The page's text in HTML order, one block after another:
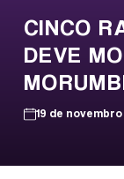
CINCO
DEVE
19 de